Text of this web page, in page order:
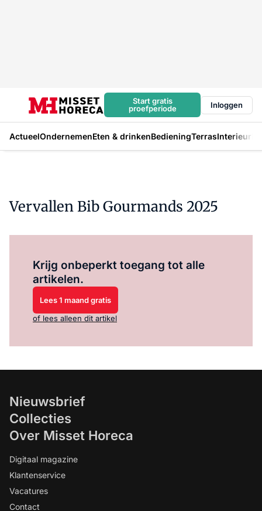
Start gratis
proefperiode
Inloggen
ActueelOndernemenEten & drinkenBedieningTerrasInterieur
Vervallen Bib Gourmands 2025
Krijg onbeperkt toegang tot alle
artikelen.
Lees 1 maand gratis
of lees alleen dit artikel
Nieuwsbrief
Collecties
Over Misset Horeca
Digitaal magazine
Klantenservice
Vacatures
Contact